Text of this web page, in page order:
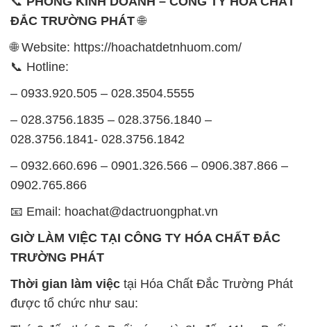
– 0933.920.505 – 028.3504.5555
028.3756.1841- 028.3756.1842
0902.765.866
📧 Email: hoachat@dactruongphat.vn
TRƯỜNG PHÁT
được tổ chức như sau:
Thứ 2 đến thứ 6: Buổi sáng: từ 8h đến 11h – Buổi
chiều: từ 12h30 đến 17h
Thứ 7: Buổi sáng: từ 8h đến 11h – Buổi chiều: từ
12h30 đến 16h